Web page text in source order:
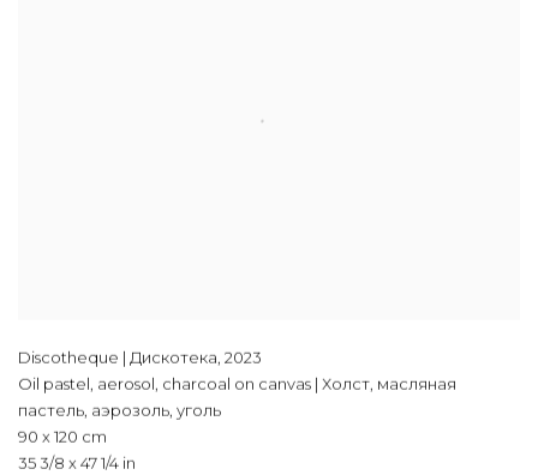
Discotheque | Дискотека, 2023
Oil pastel, aerosol, charcoal on canvas | Холст, масляная
пастель, аэрозоль, уголь
90 x 120 cm
35 3/8 x 47 1/4 in